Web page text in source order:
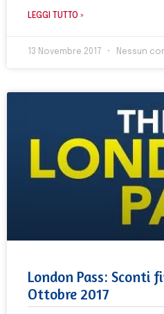
LEGGI TUTTO »
13 Novembre 2017 Nessun
London Pass: Sconti
Ottobre 2017